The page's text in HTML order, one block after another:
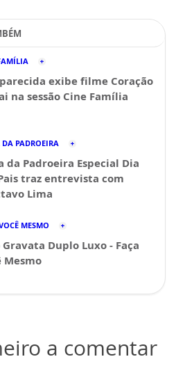
exibe filme Coração
na sessão Cine Família
DA PADROEIRA
da Padroeira Especial Dia
traz entrevista com
Lima
MESMO
Gravata Duplo Luxo - Faça
Mesmo
a comentar